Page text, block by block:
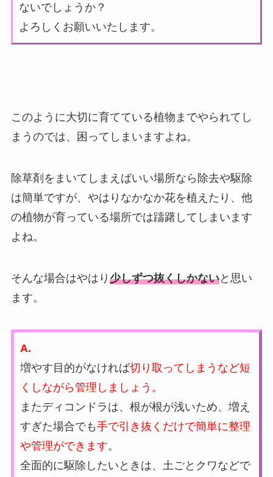
ないでしょうか？
よろしくお願いいたします。
このように大切に育てている植物までやられてし
まうのでは、困ってしまいますよね。
除草剤をまいてしまえばいい場所なら除去や駆除
は簡単ですが、やはりなかなか花を植えたり、他
の植物が育っている場所では躊躇してしまいます
よね。
そんな場合はやはり 少しずつ抜くしかないと思い
ます。
A.
増やす目的がなければ切り取ってしまうなど短
くしながら管理しましょう。
またディコンドラは、根が根が浅いため、増え
すぎた場合でも手で引き抜くだけで簡単に整理
や管理ができます。
全面的に駆除したいときは、土ごとクワなどで